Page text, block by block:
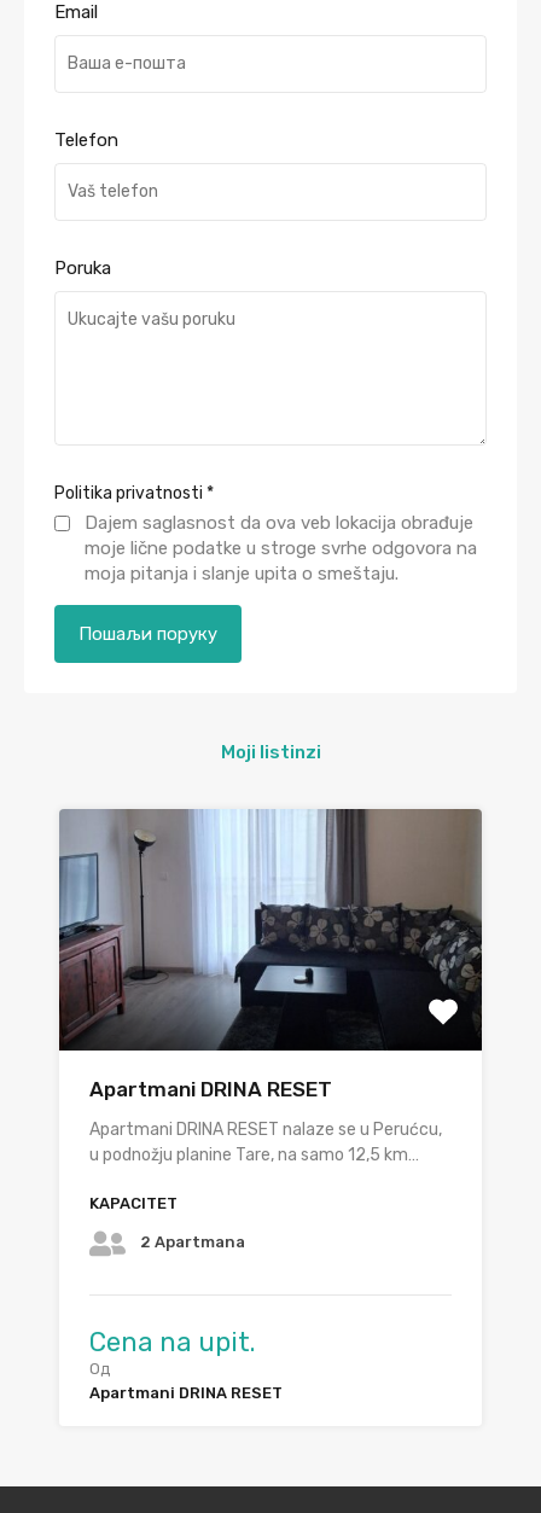
Email
Telefon
Poruka
Politika privatnosti *
Dajem saglasnost da ova veb lokacija obrađuje
moje lične podatke u stroge svrhe odgovora na
moja pitanja i slanje upita o smeštaju.
Moji listinzi
Apartmani DRINA RESET
Apartmani DRINA RESET nalaze se u Perućcu,
u podnožju planine Tare, na samo 12,5 km…
KAPACITET
2 Apartmana
Cena na upit.
Од
Apartmani DRINA RESET